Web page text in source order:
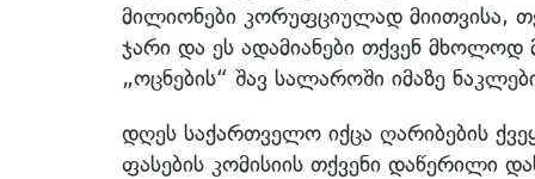
მილიონები კორუფციულად მიითვისა,
ჯარი და ეს ადამიანები თქვენ
„ოცნების“ შავ სალაროში იმაზე
დღეს საქართველო იქცა ღარიბების
ფასების კომისიის თქვენი დაწერილი